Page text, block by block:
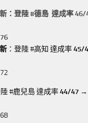
：登陸 #德島 達成率
：登陸 #高知 達成率45/
#鹿兒島 達成率44/47 →